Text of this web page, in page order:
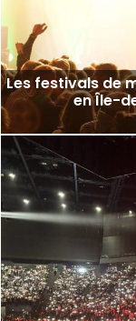
Les festivals de
en Île-